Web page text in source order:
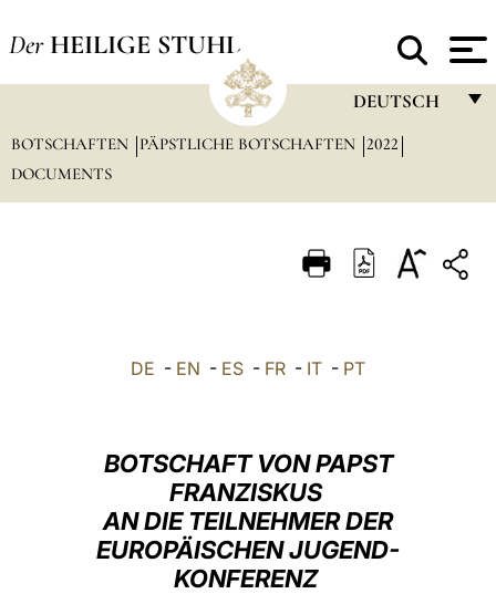
Der HEILIGE STUHL
DEUTSCH
FRANÇAIS
PORTUGUÊS
DEUTSCH
LATINE
BOTSCHAFTEN PÄPSTLICHE BOTSCHAFTEN 2022
DOCUMENTS
DE - EN - ES - FR - IT - PT
BOTSCHAFT VON PAPST
FRANZISKUS
AN DIE TEILNEHMER DER
EUROPÄISCHEN JUGEND-
KONFERENZ